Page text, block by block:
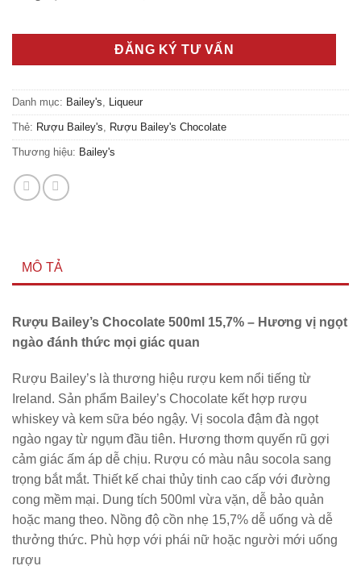
ĐĂNG KÝ TƯ VẤN
Danh mục: Bailey's Liqueur
Thẻ: Rượu Bailey's Rượu Bailey's Chocolate
Thương hiệu: Bailey's
MÔ TẢ
Rượu Bailey’s Chocolate 500ml 15,7% – Hương vị ngọt
ngào đánh thức mọi giác quan
Rượu Bailey’s là thương hiệu rượu kem nổi tiếng từ
Ireland. Sản phẩm Bailey’s Chocolate kết hợp rượu
whiskey và kem sữa béo ngậy. Vị socola đậm đà ngọt
ngào ngay từ ngụm đầu tiên. Hương thơm quyến rũ gợi
cảm giác ấm áp dễ chịu. Rượu có màu nâu socola sang
trọng bắt mắt. Thiết kế chai thủy tinh cao cấp với đường
cong mềm mại. Dung tích 500ml vừa vặn, dễ bảo quản
hoặc mang theo. Nồng độ cồn nhẹ 15,7% dễ uống và dễ
thưởng thức. Phù hợp với phái nữ hoặc người mới uống
rượu